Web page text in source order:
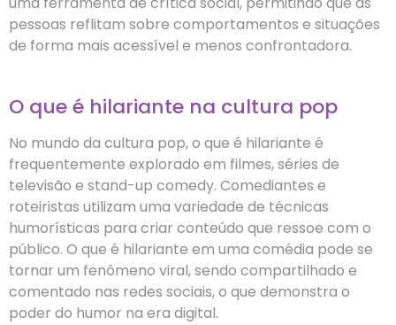
pessoas reflitam sobre comportamentos e situações
de forma mais acessível e menos confrontadora.
O que é hilariante na cultura pop
No mundo da cultura pop, o que é hilariante é
frequentemente explorado em filmes, séries de
televisão e stand-up comedy. Comediantes e
roteiristas utilizam uma variedade de técnicas
humorísticas para criar conteúdo que ressoe com o
público. O que é hilariante em uma comédia pode se
tornar um fenômeno viral, sendo compartilhado e
comentado nas redes sociais, o que demonstra o
poder do humor na era digital.